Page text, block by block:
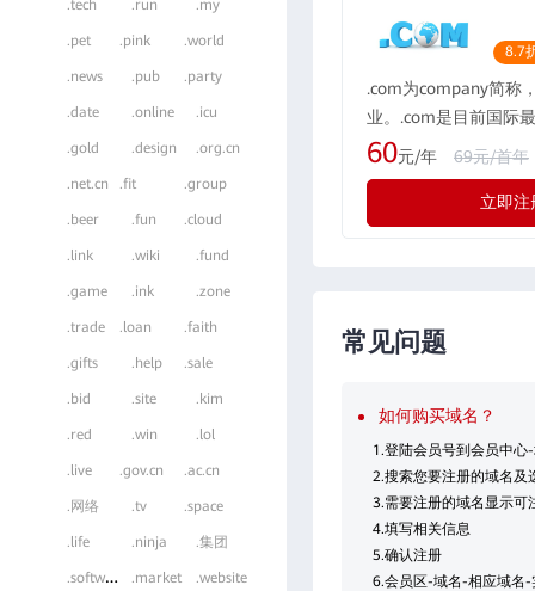
.tech .run .my
.pet .pink .world
.news .pub .party
.date .online .icu
.gold .design .org.cn
.net.cn .fit .group
.beer .fun .cloud
.link .wiki .fund
.game .ink .zone
.trade .loan .faith
.gifts .help .sale
.bid .site .kim
.red .win .lol
.live .gov.cn .ac.cn
.网络 .tv .space
.life .ninja .集团
.
software .market .website
8.7
.com为company简称
业。.com是目前国际
域名格式，现全球的
际最广泛流行的通用
示为“公司”，形如：
60元/年 69元/首年
立即注
常见问题
如何购买域名？
1.登陆会员号到会员中
2.搜索您要注册的域名及
3.需要注册的域名显示可
4.填写相关信息
5.确认注册
6.会员区-域名-相应域名-